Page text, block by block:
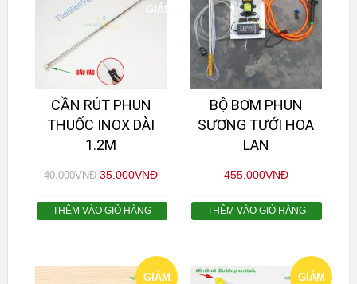
GIÁ!
CẦN RÚT PHUN
THUỐC INOX DÀI
1.2M
40.000VNĐ 35.000VNĐ
THÊM VÀO GIỎ HÀNG
BỘ BƠM PHUN
SƯƠNG TƯỚI HOA
LAN
455.000VNĐ
THÊM VÀO GIỎ HÀNG
GIẢM GIẢM